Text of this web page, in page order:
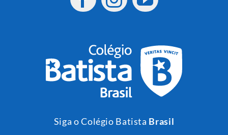
Siga o Colégio Batista Brasil